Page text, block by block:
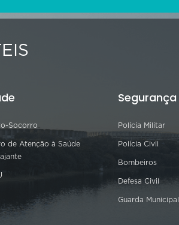
Socorro
de Atenção à Saúde
Segurança
Polícia Militar
Polícia Civil
Bombeiros
Defesa Civil
Guarda Municipal